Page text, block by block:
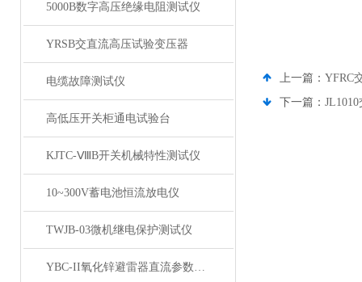
5000B数字高压绝缘电阻测试仪
YRSB交直流高压试验变压器
电缆故障测试仪
高低压开关柜通电试验台
KJTC-ⅧB开关机械特性测试仪
10~300V蓄电池恒流放电仪
TWJB-03微机继电保护测试仪
YBC-II氧化锌避雷器直流参数测试仪
上一篇： YFRC
下一篇：